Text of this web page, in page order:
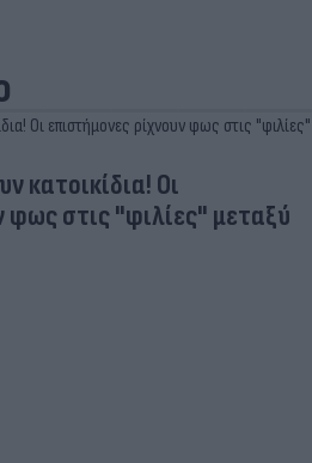
κατοικίδια! Οι
φως στις "φιλίες" μεταξύ